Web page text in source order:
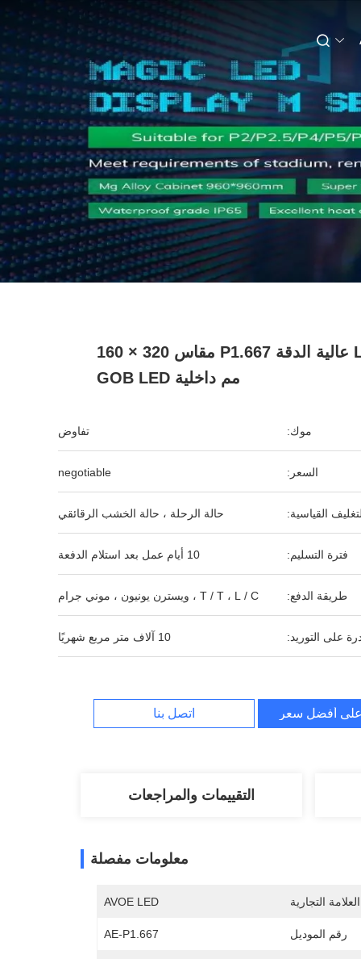
شاشة LED عالية الدقة P1.667 مقاس 320 × 160
مم داخلية GOB LED
موك: تفاوض
السعر: negotiable
القياسية: حالة الرحلة ، حالة الخشب الرقائقي
فترة التسليم: 10 أيام عمل بعد استلام الدفعة
طريقة الدفع: T / T ، L / C ، ويسترن يونيون ، موني جرام
على التوريد: 10 آلاف متر مربع شهريًا
أفضل سعر اتصل بنا
التقييمات والمراجعات
معلومات مفصلة
التجارية AVOE LED
رقم الموديل AE-P1.667